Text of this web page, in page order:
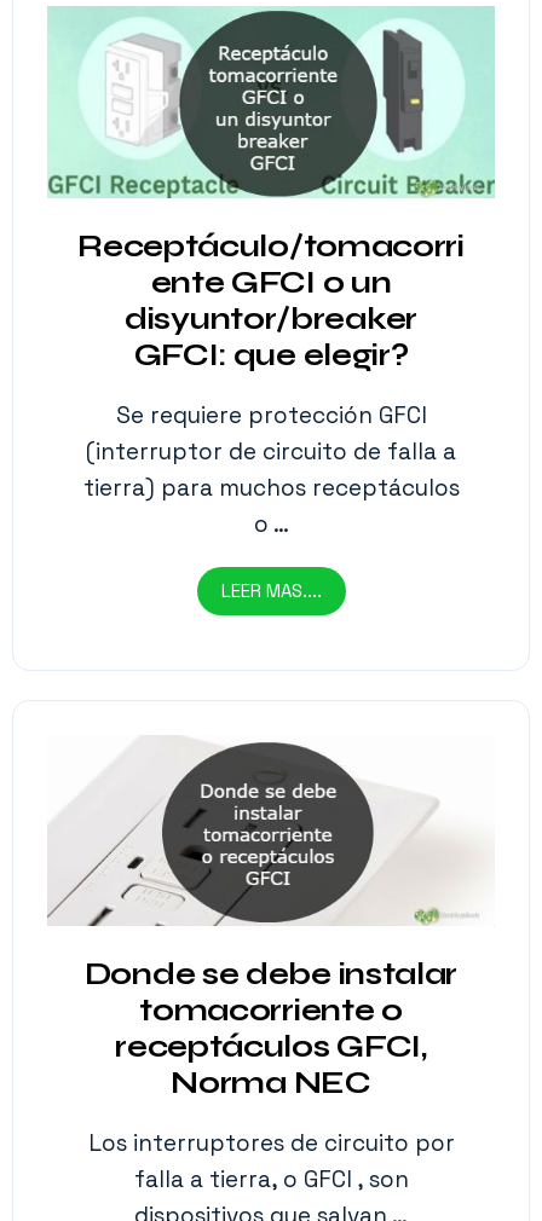
Receptáculo/tomacorri
ente GFCI o un
disyuntor/breaker
GFCI: que elegir?
Se requiere protección GFCI
(interruptor de circuito de falla a
tierra) para muchos receptáculos
o …
LEER MAS....
Donde se debe instalar
tomacorriente o
receptáculos GFCI,
Norma NEC
Los interruptores de circuito por
falla a tierra, o GFCI , son